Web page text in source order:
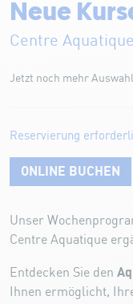
Neue
Centre Aquatique
Jetzt noch mehr
Reservierung
ONLINE BUCHEN
Unser
Centre Aquatique
Entdecken Sie den
Ihnen ermöglicht,